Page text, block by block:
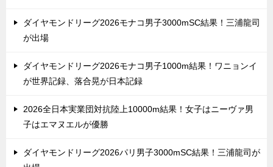
ダイヤモンドリーグ2026モナコ男子3000mSC結果！三浦龍司
が出場
ダイヤモンドリーグ2026モナコ男子1000m結果！ワニョンイ
が世界記録、落合晃が日本記録
2026全日本実業団対抗陸上10000m結果！女子はニーヴァ男
子はエマヌエルが優勝
ダイヤモンドリーグ2026パリ男子3000mSC結果！三浦龍司が